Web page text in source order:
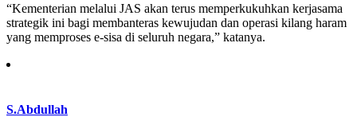
“Kementerian melalui JAS akan terus memperkukuhkan kerjasama
strategik ini bagi membanteras kewujudan dan operasi kilang haram
yang memproses e-sisa di seluruh negara,” katanya.
S.Abdullah